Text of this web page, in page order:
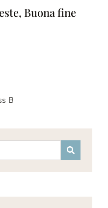
Buona fine
B